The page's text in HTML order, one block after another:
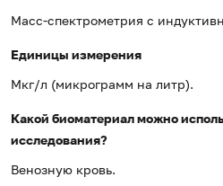
Масс-спектрометрия с
Единицы измерения
Мкг/л (микрограмм на литр).
Какой биоматериал можно
исследования?
Венозную кровь.